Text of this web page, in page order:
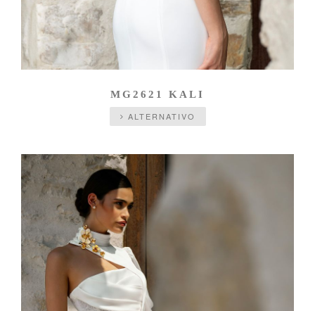
MG2621 KALI
ALTERNATIVO